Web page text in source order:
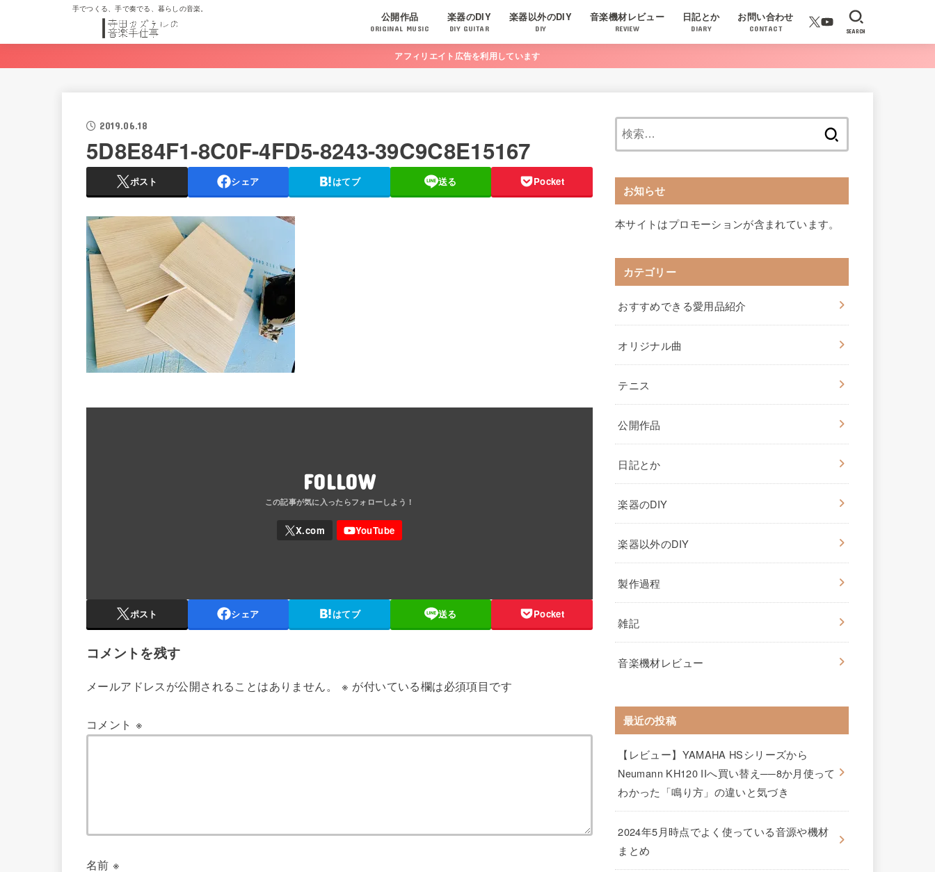
手でつくる、手で奏でる、暮らしの音楽。
公開作品
ORIGINAL MUSIC
楽器のDIY
DIY GUITAR
楽器以外のDIY
DIY
音楽機材レビュー
REVIEW
日記とか
DIARY
お問い合わせ
CONTACT SEARCH
アフィリエイト広告を利用しています
2019.06.18
5D8E84F1-8C0F-4FD5-8243-39C9C8E15167
ポスト シェア はてブ 送る Pocket
FOLLOW
ポスト シェア はてブ 送る Pocket
コメントを残す
メールアドレスが公開されることはありません。 ※ が付いている欄は必須項目です
コメント※
名前※
お知らせ
本サイトはプロモーションが含まれています。
カテゴリー
おすすめできる愛用品紹介
オリジナル曲
テニス
公開作品
日記とか
楽器のDIY
楽器以外のDIY
製作過程
雑記
音楽機材レビュー
最近の投稿
【レビュー】YAMAHA HSシリーズから
Neumann KH120 IIへ買い替え──8か月使って
わかった「鳴り方」の違いと気づき
2024年5月時点でよく使っている音源や機材
まとめ